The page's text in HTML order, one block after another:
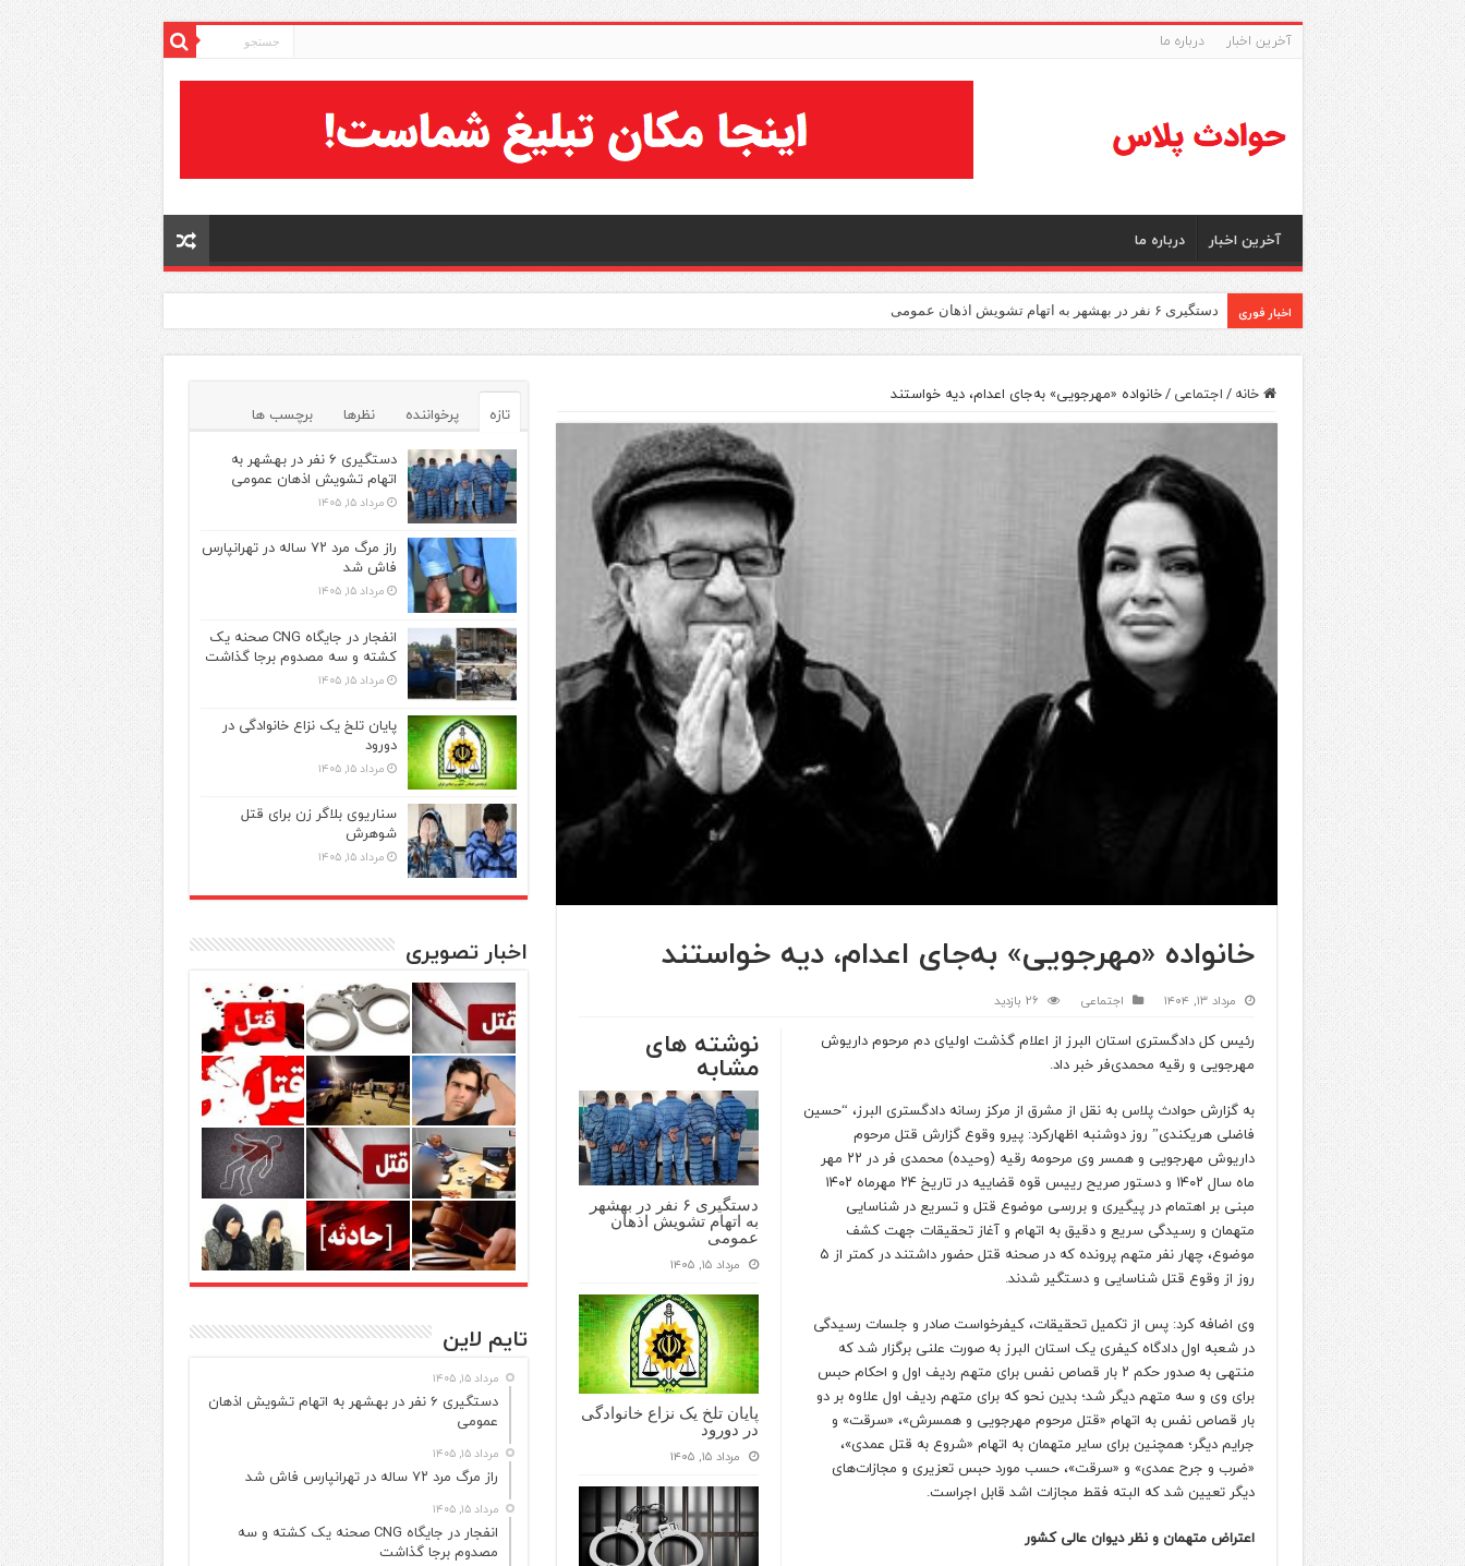
آخرین اخبار درباره ما
آخرین اخبار درباره ما
اخبار فوری دستگیری ۶ نفر در بهشهر به اتهام تشویش اذهان عمومی
خانه /اجتماعی /خانواده «مهرجویی» به‌جای اعدام، دیه خواستند
خانواده «مهرجویی» به‌جای اعدام، دیه خواستند
مرداد ۱۳, ۱۴۰۴ اجتماعی 26 بازدید
نوشته های
مشابه
دستگیری ۶ نفر در بهشهر
به اتهام تشویش اذهان
عمومی
مرداد ۱۵, ۱۴۰۵
پایان تلخ یک نزاع خانوادگی
در دورود
مرداد ۱۵, ۱۴۰۵
رئیس کل دادگستری استان البرز از اعلام گذشت اولیای دم مرحوم داریوش
مهرجویی و رقیه محمدی‌فر خبر داد.
به گزارش حوادث پلاس به نقل از مشرق از مرکز رسانه دادگستری البرز، “حسین
فاضلی هریکندی” روز دوشنبه اظهارکرد: پیرو وقوع گزارش قتل مرحوم
داریوش مهرجویی و همسر وی مرحومه رقیه (وحیده) محمدی فر در ۲۲ مهر
ماه سال ۱۴۰۲ و دستور صریح رییس قوه قضاییه در تاریخ ۲۴ مهرماه ۱۴۰۲
مبنی بر اهتمام در پیگیری و بررسی موضوع قتل و تسریع در شناسایی
متهمان و رسیدگی سریع و دقیق به اتهام و آغاز تحقیقات جهت کشف
موضوع، چهار نفر متهم پرونده که در صحنه قتل حضور داشتند در کمتر از ۵
روز از وقوع قتل شناسایی و دستگیر شدند.
وی اضافه کرد: پس از تکمیل تحقیقات، کیفرخواست صادر و جلسات رسیدگی
در شعبه اول دادگاه کیفری یک استان البرز به صورت علنی برگزار شد که
منتهی به صدور حکم ۲ بار قصاص نفس برای متهم ردیف اول و احکام حبس
برای وی و سه متهم دیگر شد؛ بدین نحو که برای متهم ردیف اول علاوه بر دو
بار قصاص نفس به اتهام «قتل مرحوم مهرجویی و همسرش»، «سرقت» و
جرایم دیگر؛ همچنین برای سایر متهمان به اتهام «شروع به قتل عمدی»،
«ضرب و جرح عمدی» و «سرقت»، حسب مورد حبس تعزیری و مجازات‌های
دیگر تعیین شد که البته فقط مجازات اشد قابل اجراست.
اعتراض متهمان و نظر دیوان عالی کشور
تازه پرخواننده نظرها
برچسب ها
دستگیری ۶ نفر در بهشهر به
اتهام تشویش اذهان عمومی
مرداد ۱۵, ۱۴۰۵
راز مرگ مرد ۷۲ ساله در تهرانپارس
فاش شد
مرداد ۱۵, ۱۴۰۵
انفجار در جایگاه CNG صحنه یک
کشته و سه مصدوم برجا گذاشت
مرداد ۱۵, ۱۴۰۵
پایان تلخ یک نزاع خانوادگی در
دورود
مرداد ۱۵, ۱۴۰۵
سناریوی بلاگر زن برای قتل
شوهرش
مرداد ۱۵, ۱۴۰۵
اخبار تصویری
تایم لاین
مرداد ۱۵, ۱۴۰۵
دستگیری ۶ نفر در بهشهر به اتهام تشویش اذهان
عمومی
مرداد ۱۵, ۱۴۰۵
راز مرگ مرد ۷۲ ساله در تهرانپارس فاش شد
مرداد ۱۵, ۱۴۰۵
انفجار در جایگاه CNG صحنه یک کشته و سه
مصدوم برجا گذاشت